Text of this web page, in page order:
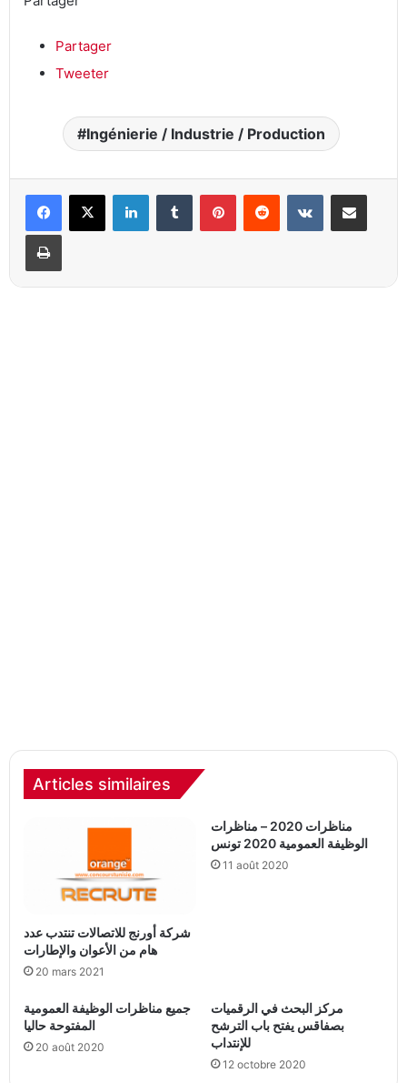
Partager
Tweeter
Ingénierie / Industrie / Production
Articles similaires
شركة أورنج للاتصالات تنتدب عدد
هام من الأعوان والإطارات
20 mars 2021
مناظرات 2020 – مناظرات
الوظيفة العمومية 2020 تونس
11 août 2020
جميع مناظرات الوظيفة العمومية
المفتوحة حاليا
20 août 2020
مركز البحث في الرقميات
بصفاقس يفتح باب الترشح
للإنتداب
12 octobre 2020